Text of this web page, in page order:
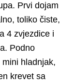
Prvi dojam
toliko čiste,
4 zvjezdice i
Podno
hladnjak,
krevet sa